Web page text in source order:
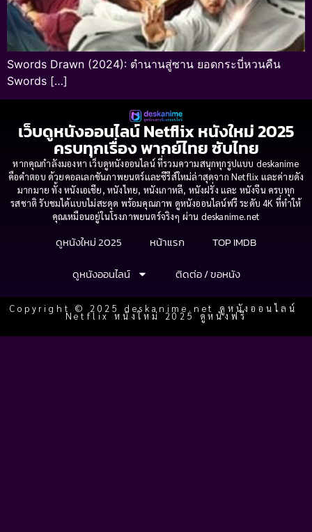
Swords Drawn (2024): ตำนานสู่ซาน ยอดกระบี่หวนคืน
Swords […]
เว็บดูหนังออนไลน์ Netflix หนังใหม่ 2025
ครบทุกเรื่อง พากย์ไทย ซับไทย
หากคุณกำลังมองหา เว็บดูหนังออนไลน์ ที่รวมความสนุกทุกรูปแบบ deskanime
คือคำตอบ ด้วยคอลเลกชันภาพยนตร์และซีรีส์ใหม่ล่าสุดจาก Netflix และค่ายดัง
มากมาย ทั้ง หนังเอเชีย, หนังไทย, หนังเกาหลี, หนังฝรั่ง และ หนังจีน ครบทุก
รสชาติ รับชมได้แบบไม่สะดุด พร้อมคุณภาพ ดูหนังออนไลน์ฟรี ระดับ 4K ที่ทำให้
คุณเหมือนอยู่ในโรงภาพยนตร์จริงๆ ผ่าน deskanime.net
ดูหนังใหม่ 2025 หน้าแรก
TOP IMDB
ดูหนังออนไลน์
ติดต่อ / ขอหนัง
Copyright © 2025 deskanime.net ดูหนังออนไลน์
Netflix หนังใหม่ 2025 ดูหนังฟรี